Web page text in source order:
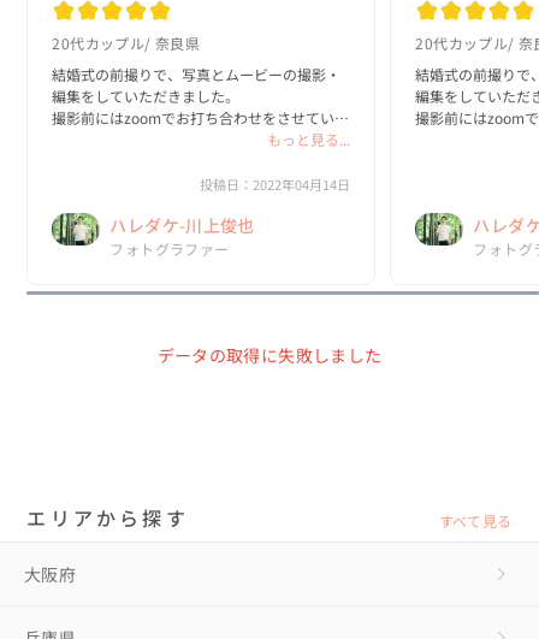
20代カップル 奈良県
結婚式の前撮りで、写真とムービーの撮影・
編集をしていただきました。
撮影前にはzoomでお打ち合わせをさせていた
だき、その時から素敵な人柄に触れて当日が
いつも丁寧にご対応くださいました。ありが
もっと見る...
投稿日：2022年04月14日
ハレダケ-川上俊也
フォトグラファー
20代カップル 奈
結婚式の前撮りで
編集をしていただ
撮影前にはzoom
ハレダ
フォトグ
データの取得に失敗しました
エリアから探す すべて見る
大阪府